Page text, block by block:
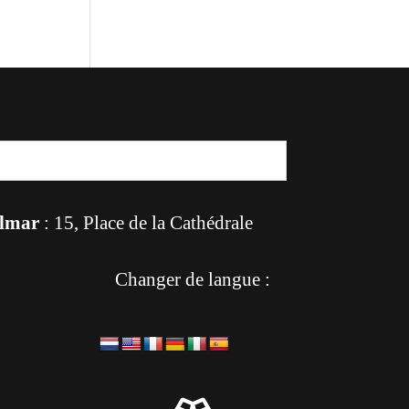
: 15, Place de la Cathédrale
Changer de langue :